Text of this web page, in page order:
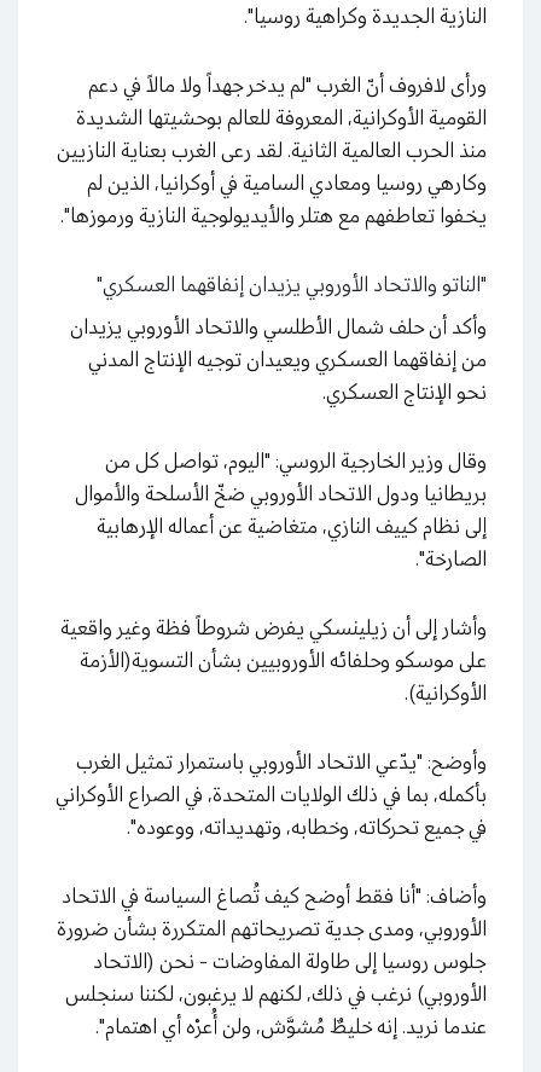
النازية الجديدة وكراهية روسيا".
ورأى لافروف أنّ الغرب "لم يدخر جهداً ولا مالاً في دعم
القومية الأوكرانية، المعروفة للعالم بوحشيتها الشديدة
منذ الحرب العالمية الثانية. لقد رعى الغرب بعناية النازيين
وكارهي روسيا ومعادي السامية في أوكرانيا، الذين لم
يخفوا تعاطفهم مع هتلر والأيديولوجية النازية ورموزها".
"الناتو والاتحاد الأوروبي يزيدان إنفاقهما العسكري"
وأكد أن حلف شمال الأطلسي والاتحاد الأوروبي يزيدان
من إنفاقهما العسكري ويعيدان توجيه الإنتاج المدني
نحو الإنتاج العسكري.
وقال وزير الخارجية الروسي: "اليوم، تواصل كل من
بريطانيا ودول الاتحاد الأوروبي ضخّ الأسلحة والأموال
إلى نظام كييف النازي، متغاضية عن أعماله الإرهابية
الصارخة".
وأشار إلى أن زيلينسكي يفرض شروطاً فظة وغير واقعية
على موسكو وحلفائه الأوروبيين بشأن التسوية(الأزمة
الأوكرانية).
وأوضح: "يدّعي الاتحاد الأوروبي باستمرار تمثيل الغرب
بأكمله، بما في ذلك الولايات المتحدة، في الصراع الأوكراني
في جميع تحركاته، وخطابه، وتهديداته، ووعوده".
وأضاف: "أنا فقط أوضح كيف تُصاغ السياسة في الاتحاد
الأوروبي، ومدى جدية تصريحاتهم المتكررة بشأن ضرورة
جلوس روسيا إلى طاولة المفاوضات - نحن (الاتحاد
الأوروبي) نرغب في ذلك، لكنهم لا يرغبون، لكننا سنجلس
عندما نريد. إنه خليطٌ مُشوَّش، ولن أُعرْه أي اهتمام".